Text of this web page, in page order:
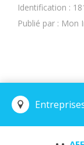
Identification :
Publié par : Mon